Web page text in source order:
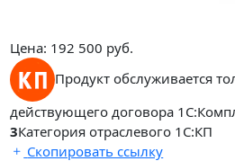
Цена: 192 500 руб.
Продукт обслуживается
действующего договора
3Категория отраслевого 1С:КП
Скопировать ссылку